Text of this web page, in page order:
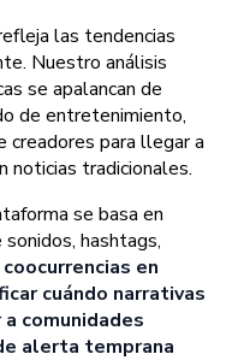
las tendencias
Nuestro análisis
se apalancan de
de entretenimiento,
creadores para llegar a
noticias tradicionales.
se basa en
hashtags,
en
cuándo narrativas
comunidades
alerta temprana